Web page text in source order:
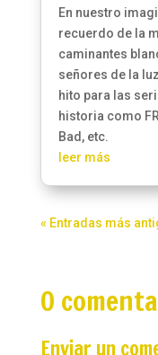
En nuestro
recuerdo de la
caminantes
señores de la
hito para las
historia como
Bad, etc.
leer más
« Entradas más
0
Enviar un